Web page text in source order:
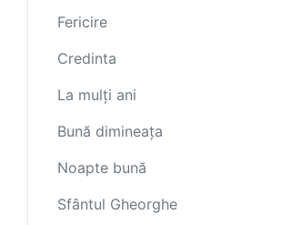
Fericire
Credinta
La mulți ani
Bună dimineața
Noapte bună
Sfântul Gheorghe